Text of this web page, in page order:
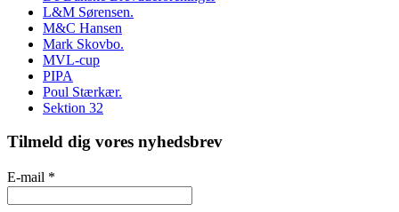
L&M Sørensen.
M&C Hansen
Mark Skovbo.
MVL-cup
PIPA
Poul Stærkær.
Sektion 32
Tilmeld dig vores nyhedsbrev
E-mail *